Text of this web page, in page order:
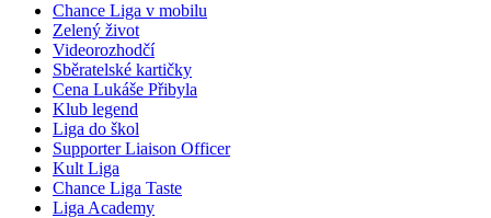
Chance Liga v mobilu
Zelený život
Videorozhodčí
Sběratelské kartičky
Cena Lukáše Přibyla
Klub legend
Liga do škol
Supporter Liaison Officer
Kult Liga
Chance Liga Taste
Liga Academy